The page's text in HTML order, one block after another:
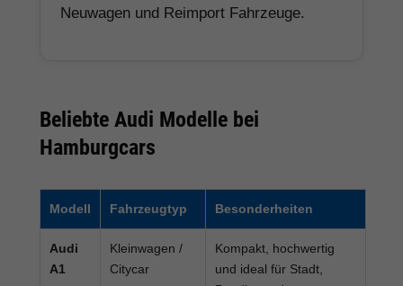
Neuwagen und Reimport Fahrzeuge.
Beliebte Audi Modelle bei
Hamburgcars
Modell Fahrzeugtyp Besonderheiten
Audi
A1
Kleinwagen /
Citycar
Kompakt, hochwertig
und ideal für Stadt,